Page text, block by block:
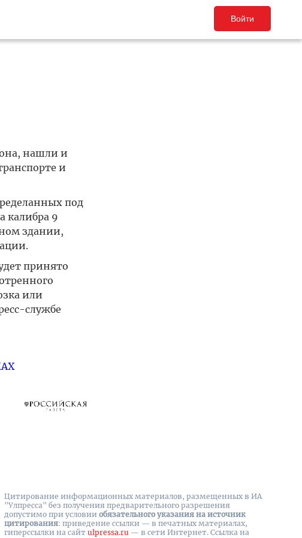
Войти
нашли и
и
под
калибра 9
здании,
принято
или
службе
Цитирование информационных материалов, размещенных в ИА
"Улпресса" без получения предварительного разрешения
допустимо при условии обязательного указания на источник
цитирования: приведение ссылки — в печатных материалах,
гиперссылки на cайт ulpressa.ru — в сети Интернет. Ссылка на